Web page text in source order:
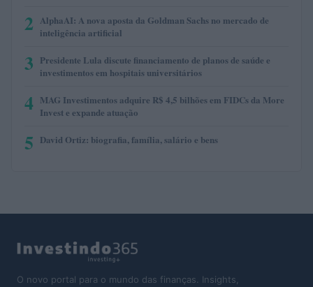
2 AlphaAI: A nova aposta da Goldman Sachs no mercado de
inteligência artificial
3 Presidente Lula discute financiamento de planos de saúde e
investimentos em hospitais universitários
4 MAG Investimentos adquire R$ 4,5 bilhões em FIDCs da More
Invest e expande atuação
5 David Ortiz: biografia, família, salário e bens
O novo portal para o mundo das finanças. Insights,